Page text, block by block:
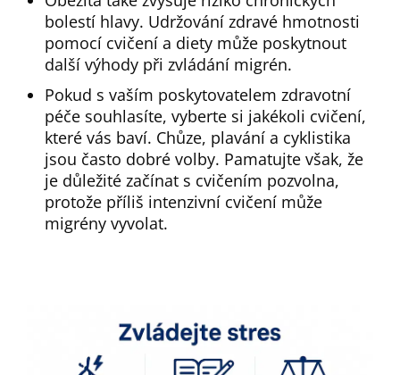
bolestí hlavy. Udržování zdravé hmotnosti
pomocí cvičení a diety může poskytnout
další výhody při zvládání migrén.
Pokud s vaším poskytovatelem zdravotní
péče souhlasíte, vyberte si jakékoli cvičení,
které vás baví. Chůze, plavání a cyklistika
jsou často dobré volby. Pamatujte však, že
je důležité začínat s cvičením pozvolna,
protože příliš intenzivní cvičení může
migrény vyvolat.